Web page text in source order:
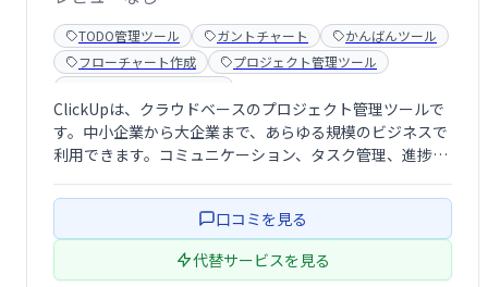
TODO管理ツール ガントチャート
かんばんツール
フローチャート作成
プロジェクト管理ツール
ClickUpは、クラウドベースのプロジェクト管理ツールで
す。中小企業から大企業まで、あらゆる規模のビジネスで
利用できます。コミュニケーション、タスク管理、進捗状
多彩な機能を搭載。タスクの割り当てやステータス管理も
容易に行え、効率的なプロジェクト遂 …
口コミを見る
代替サービスを見る